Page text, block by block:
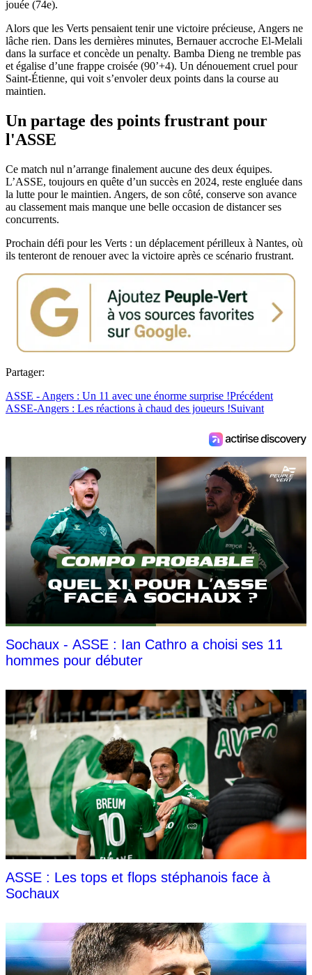
jouée (74e).
Alors que les Verts pensaient tenir une victoire précieuse, Angers ne
lâche rien. Dans les dernières minutes, Bernauer accroche El-Melali
dans la surface et concède un penalty. Bamba Dieng ne tremble pas
et égalise d’une frappe croisée (90’+4). Un dénouement cruel pour
Saint-Étienne, qui voit s’envoler deux points dans la course au
maintien.
Un partage des points frustrant pour
l'ASSE
Ce match nul n’arrange finalement aucune des deux équipes.
L’ASSE, toujours en quête d’un succès en 2024, reste engluée dans
la lutte pour le maintien. Angers, de son côté, conserve son avance
au classement mais manque une belle occasion de distancer ses
concurrents.
Prochain défi pour les Verts : un déplacement périlleux à Nantes, où
ils tenteront de renouer avec la victoire après ce scénario frustrant.
Partager:
ASSE - Angers : Un 11 avec une énorme surprise !Précédent
ASSE-Angers : Les réactions à chaud des joueurs !Suivant
Sochaux - ASSE : Ian Cathro a choisi ses 11
hommes pour débuter
ASSE : Les tops et flops stéphanois face à
Sochaux